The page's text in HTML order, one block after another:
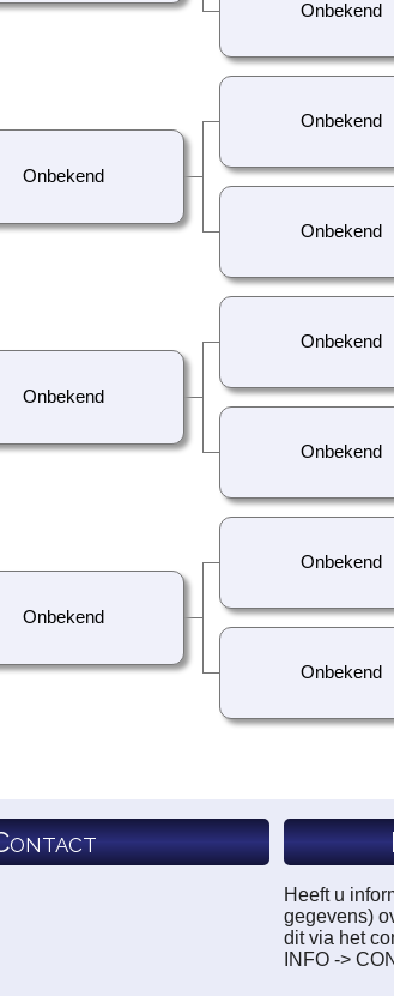
Onbekend
Onbekend
Onbekend
Onbekend
Onbekend
Onbekend
Onbekend
Onbekend
Onbekend
Onbekend
Heeft u
gegevens)
dit via het
INFO ->